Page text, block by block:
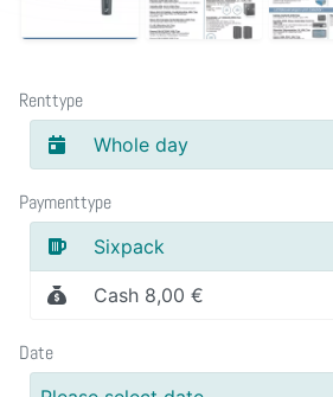
Renttype
Whole day
Paymenttype
Sixpack
Cash 8,00 €
Date